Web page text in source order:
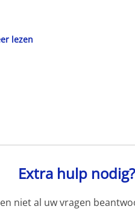
lezen
Extra hulp nodig?
niet al uw vragen